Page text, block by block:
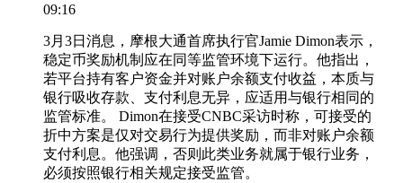
09:16
3月3日消息，摩根大通首席执行官Jamie Dimon表示，
稳定币奖励机制应在同等监管环境下运行。他指出，
若平台持有客户资金并对账户余额支付收益，本质与
银行吸收存款、支付利息无异，应适用与银行相同的
监管标准。 Dimon在接受CNBC采访时称，可接受的
折中方案是仅对交易行为提供奖励，而非对账户余额
支付利息。他强调，否则此类业务就属于银行业务，
必须按照银行相关规定接受监管。